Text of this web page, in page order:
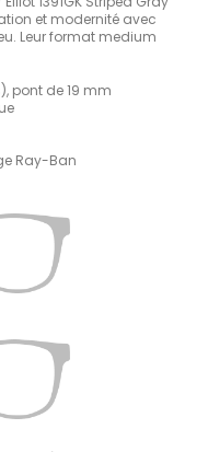
et modernité avec
Leur format medium
pont de 19 mm
Ray-Ban